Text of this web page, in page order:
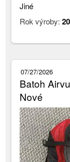
Jiné
Rok výroby:
07/27/2026
Batoh
Nové